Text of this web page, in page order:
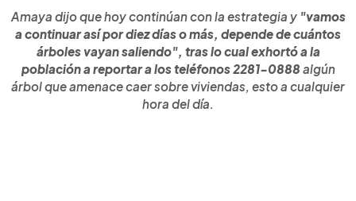
Amaya dijo que hoy continúan con la estrategia y "vamos
a continuar así por diez días o más, depende de cuántos
árboles vayan saliendo", tras lo cual exhortó a la
población a reportar a los teléfonos 2281-0888 algún
árbol que amenace caer sobre viviendas, esto a cualquier
hora del día.